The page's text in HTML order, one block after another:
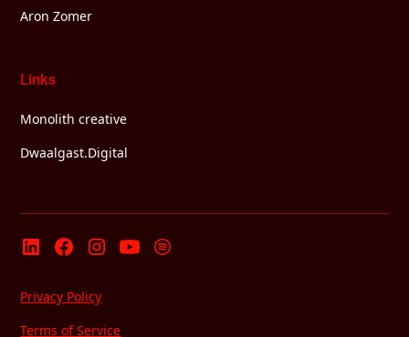
Aron Zomer
Links
Monolith creative
Dwaalgast.Digital
Privacy Policy
Terms of Service